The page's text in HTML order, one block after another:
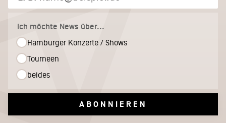
Ich möchte News über...
Hamburger Konzerte / Shows
Tourneen
beides
ABONNIEREN